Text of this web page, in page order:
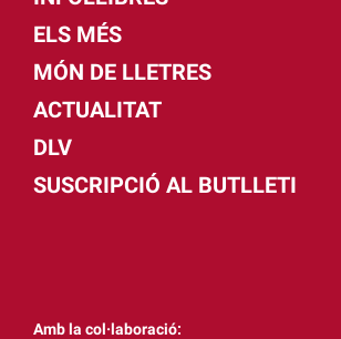
ELS MÉS
MÓN DE LLETRES
ACTUALITAT
DLV
SUSCRIPCIÓ AL BUTLLETI
Amb la col·laboració: